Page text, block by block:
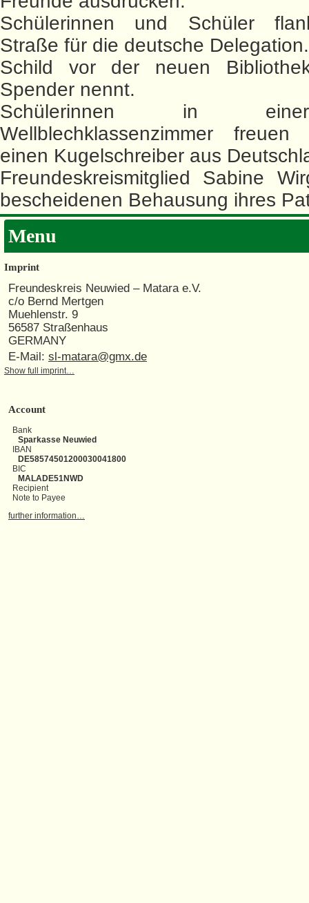
Schülerinnen und Schüler
Straße für die deutsche Delegation.
Schild vor der neuen
Spender nennt.
Schülerinnen in
Wellblechklassenzimmer
einen Kugelschreiber aus
Freundeskreismitglied Sabine
bescheidenen Behausung ihres
Menu
Imprint
Freundeskreis Neuwied – Matara e.V.
c/o Bernd Mertgen
Muehlenstr. 9
56587 Straßenhaus
GERMANY
E-Mail: sl-matara@gmx.de
Show full imprint…
Account
Bank
Sparkasse Neuwied
IBAN
DE58574501200030041800
BIC
MALADE51NWD
Recipient
Note to Payee
further information…